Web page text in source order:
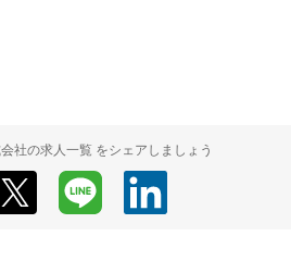
社の求人一覧 をシェアしましょう